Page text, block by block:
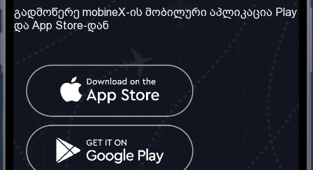
ჩვენ შესახებ
ჩვენი სერვისები
წესები და პირობები
კითხვები
კონტაქტი
საქართველო: თბილისი
ტელ: 032 2 04 00 50
სოციალური ქსელი
გადმოწერე mobineX-ის მობილური აპლიკაცია Play
და App Store-დან